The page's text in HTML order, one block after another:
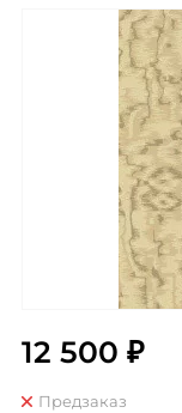
12 500 ₽
Предзаказ